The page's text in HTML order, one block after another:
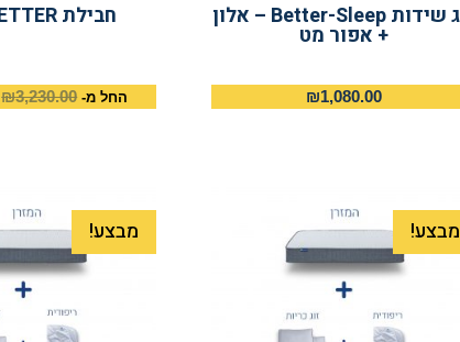
זוג שידות Better-Sleep – אלון
+ אפור מט
₪1,080.00
חבילת BASICBETTER
החל מ- ₪3,230.00
מבצע! מבצע!